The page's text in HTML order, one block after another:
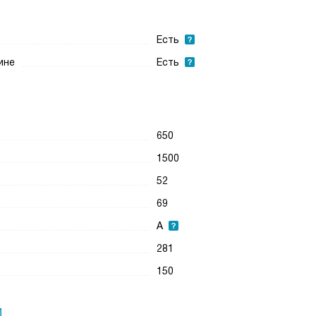
Есть
Есть
650
1500
52
69
А
281
150